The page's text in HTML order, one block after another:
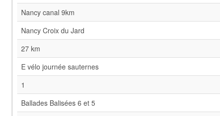
Nancy canal 9km
Nancy Croix du Jard
27 km
E vélo journée sauternes
1
Ballades Balisées 6 et 5